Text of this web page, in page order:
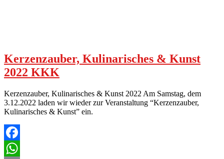
Kerzenzauber, Kulinarisches & Kunst
2022 KKK
Kerzenzauber, Kulinarisches & Kunst 2022 Am Samstag, dem
3.12.2022 laden wir wieder zur Veranstaltung “Kerzenzauber,
Kulinarisches & Kunst” ein.
Facebook